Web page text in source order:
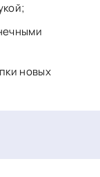
новых